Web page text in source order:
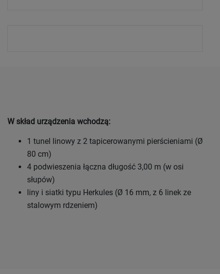
W skład urządzenia wchodzą:
1 tunel linowy z 2 tapicerowanymi pierścieniami (Ø
80 cm)
4 podwieszenia łączna długość 3,00 m (w osi
słupów)
liny i siatki typu Herkules (Ø 16 mm, z 6 linek ze
stalowym rdzeniem)